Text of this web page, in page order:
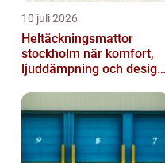
10 juli 2026
Heltäckningsmattor
stockholm när komfort,
ljuddämpning och design